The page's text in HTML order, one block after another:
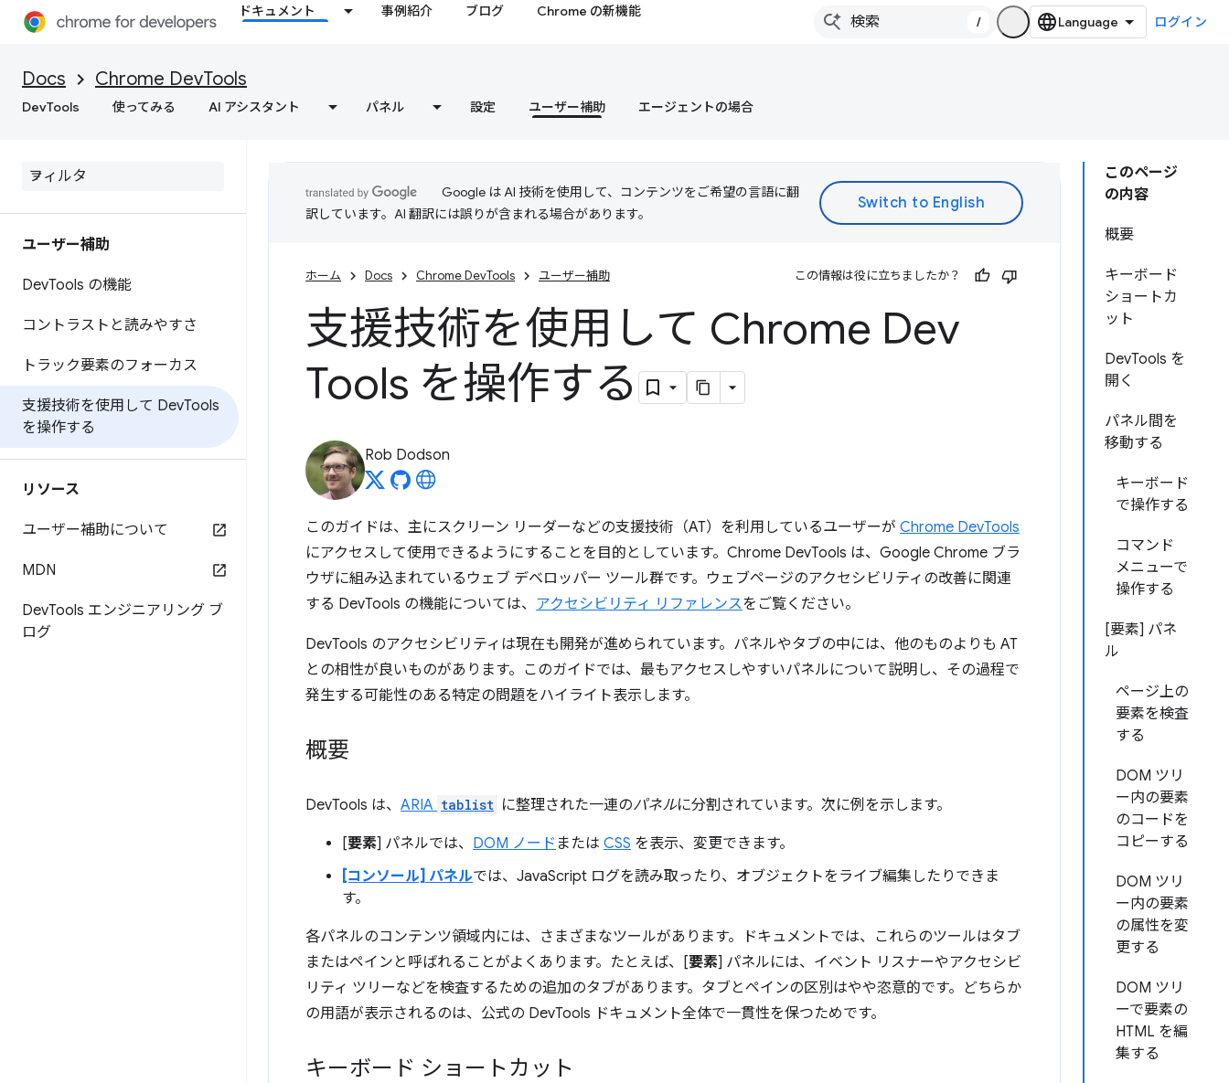
ドキュメント 事例紹介 ブログ Chrome の新機能
/ ログイン
Docs Chrome DevTools
DevTools 使ってみる AI アシスタント パネル 設定 ユーザー補助 エージェントの場合
ユーザー補助
DevTools の機能
コントラストと読みやすさ
トラック要素のフォーカス
支援技術を使用して DevTools
を操作する
リソース
ユーザー補助について
MDN
DevTools エンジニアリング ブ
ログ
このページ
の内容
概要
キーボード
ショートカ
ット
DevTools を
開く
パネル間を
移動する
キーボード
で操作する
コマンド
メニューで
操作する
[要素] パネ
ル
ページ上の
要素を検査
する
DOM ツリ
ー内の要素
のコードを
コピーする
DOM ツリ
ー内の要素
の属性を変
更する
DOM ツリ
ーで要素の
HTML を編
集する
Google は AI 技術を使用して、コンテンツをご希望の言語に翻
訳しています。AI 翻訳には誤りが含まれる場合があります。
ホーム Docs Chrome DevTools ユーザー補助 この情報は役に立ちましたか？
支援技術を使用して Chrome Dev
Tools を操作する
Rob Dodson
このガイドは、主にスクリーン リーダーなどの支援技術（AT）を利用しているユーザーが Chrome DevTools
にアクセスして使用できるようにすることを目的としています。Chrome DevTools は、Google Chrome ブラ
ウザに組み込まれているウェブ デベロッパー ツール群です。ウェブページのアクセシビリティの改善に関連
する DevTools の機能については、 アクセシビリティ リファレンスをご覧ください。
DevTools のアクセシビリティは現在も開発が進められています。パネルやタブの中には、他のものよりも AT
との相性が良いものがあります。このガイドでは、最もアクセスしやすいパネルについて説明し、その過程で
発生する可能性のある特定の問題をハイライト表示します。
概要
DevTools は、 ARIA tablist に整理された一連のパネルに分割されています。次に例を示します。
[要素] パネルでは、 DOM ノード または CSS を表示、変更できます。
[コンソール] パネルでは、JavaScript ログを読み取ったり、オブジェクトをライブ編集したりできま
す。
各パネルのコンテンツ領域内には、さまざまなツールがあります。ドキュメントでは、これらのツールはタブ
またはペインと呼ばれることがよくあります。 たとえば、[要素] パネルには、イベント リスナーやアクセシビ
リティ ツリーなどを検査するための追加のタブがあります。タブとペインの区別はやや恣意的です。どちらか
の用語が表示されるのは、公式の DevTools ドキュメント全体で一貫性を保つためです。
キーボード ショートカット